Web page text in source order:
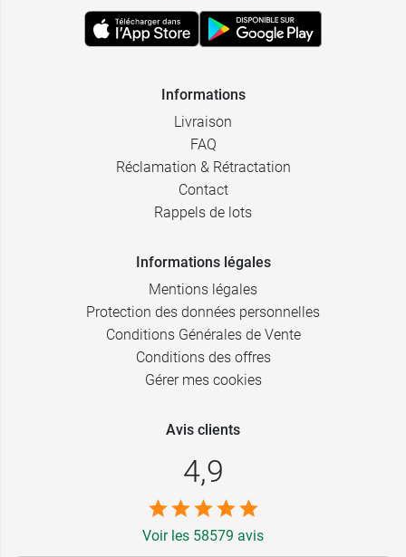
Informations
Livraison
FAQ
Réclamation & Rétractation
Contact
Rappels de lots
Informations légales
Mentions légales
Protection des données personnelles
Conditions Générales de Vente
Conditions des offres
Gérer mes cookies
Avis clients
4,9
Voir les 58579 avis